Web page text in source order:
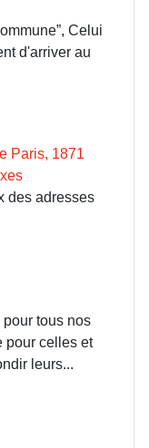
Celui
d'arriver au
Paris, 1871
des adresses
tous nos
pour celles et
leurs...